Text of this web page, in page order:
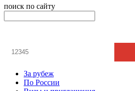
поиск по сайту
За рубеж
По России